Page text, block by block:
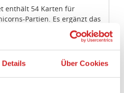
Details Über Cookies
enthält 54 Karten für
Partien. Es ergänzt das
Karten mit legendären,
Zum Spielen wird ein
Unicorns benötigt.
Unicorns beschäftigt sich
Einhörnern